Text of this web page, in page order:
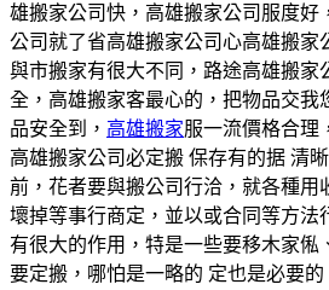
雄搬家公司快，高雄搬家公司服度好
公司就了省高雄搬家公司心高雄搬家
與市搬家有很大不同，路途高雄搬家
全，高雄搬家客最心的，把物品交我
品安全到， 高雄搬家服一流價格合理
高雄搬家公司必定搬 保存有的据 清
前，花者要與搬公司行洽，就各種用
壞掉等事行商定，並以或合同等方法
有很大的作用，特是一些要移木家俬
要定搬，哪怕是一略的 定也是必要